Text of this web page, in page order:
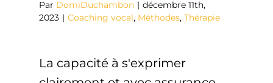
Par DomiDuchambon | décembre 11th,
2023 | Coaching vocal, Méthodes, Thérapie
La capacité à s'exprimer